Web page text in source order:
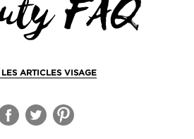
ARTICLES VISAGE